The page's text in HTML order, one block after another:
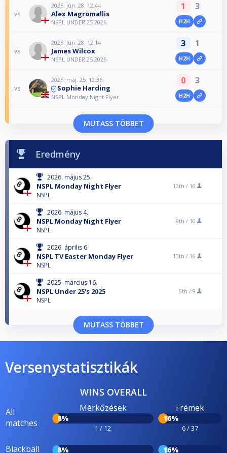
vs
2026. jún. 28. 12:44
Alex Magromallis
NSPL UNDER 25 2026
1 3
H2H
vs
2026. jún. 28. 12:14
James Wilcox
NSPL UNDER 25 2026
3 1
H2H
vs
2026. máj. 25. 19:36
Sophie Harding
NSPL Monday Night Flyer
0 3
H2H
MUTASS TÖBBET
Eredmény
2026. május 25.
NSPL Monday Night Flyer
NSPL
13th / 16
2026. május 4.
NSPL Monday Night Flyer
NSPL
9th / 16
2026. április 6.
NSPL TV Easter Monday Flyer
NSPL
13th / 16
2025. március 16.
NSPL Under 25's 2025
NSPL
5th / 9
MUTASS TÖBBET
Versenystatisztikák
WINS OVERALL
All
matches
Mérkőzések
8%
1 / 12
Frémek
16%
6 / 37
Blackball 8% 16%